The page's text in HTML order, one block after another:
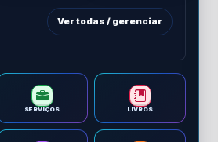
Ver todas / gerenciar
SERVIÇOS LIVROS